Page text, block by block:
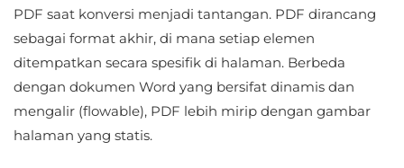
PDF saat konversi menjadi tantangan. PDF dirancang
sebagai format akhir, di mana setiap elemen
ditempatkan secara spesifik di halaman. Berbeda
dengan dokumen Word yang bersifat dinamis dan
mengalir (flowable), PDF lebih mirip dengan gambar
halaman yang statis.